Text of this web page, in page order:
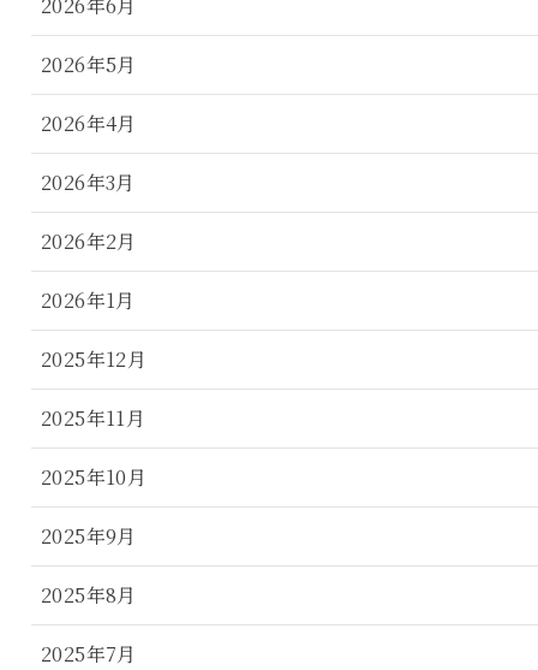
2026年6月
2026年5月
2026年4月
2026年3月
2026年2月
2026年1月
2025年12月
2025年11月
2025年10月
2025年9月
2025年8月
2025年7月